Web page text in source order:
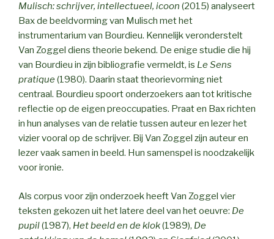
Mulisch: schrijver, intellectueel, icoon (2015) analyseert
Bax de beeldvorming van Mulisch met het
instrumentarium van Bourdieu. Kennelijk veronderstelt
Van Zoggel diens theorie bekend. De enige studie die hij
van Bourdieu in zijn bibliografie vermeldt, is Le Sens
pratique(1980). Daarin staat theorievorming niet
centraal. Bourdieu spoort onderzoekers aan tot kritische
reflectie op de eigen preoccupaties. Praat en Bax richten
in hun analyses van de relatie tussen auteur en lezer het
vizier vooral op de schrijver. Bij Van Zoggel zijn auteur en
lezer vaak samen in beeld. Hun samenspel is noodzakelijk
voor ironie.
Als corpus voor zijn onderzoek heeft Van Zoggel vier
teksten gekozen uit het latere deel van het oeuvre: De
pupil(1987), Het beeld en de klok(1989), De